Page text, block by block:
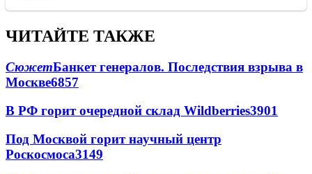
ЧИТАЙТЕ ТАКЖЕ
СюжетБанкет генералов. Последствия взрыва в
Москве6857
В РФ горит очередной склад Wildberries3901
Под Москвой горит научный центр
Роскосмоса3149